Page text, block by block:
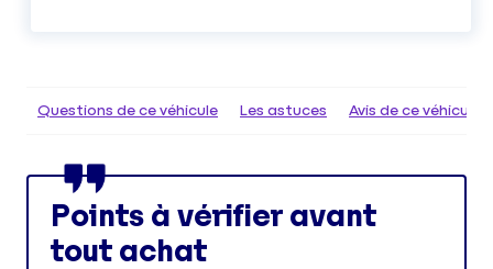
Questions de ce véhicule Les astuces Avis de ce véhicule
Points à vérifier avant
tout achat